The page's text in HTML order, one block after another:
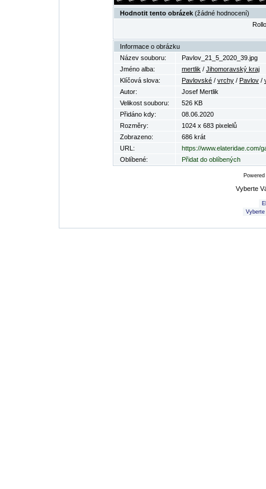
Hodnotit tento obrázek (žádné hodnocení)
Informace o obrázku
Název souboru:
Pavlov_21_5_2020_39.jpg
Jméno alba:
mertlik / Jihomoravský kraj
Klíčová slova:
Pavlovské / vrchy / Pavlov /
Autor:
Josef Mertlik
Velikost souboru:
526 KB
Přidáno kdy:
08.06.2020
Rozměry:
1024 x 683 pixelelů
Zobrazeno:
686 krát
URL:
https://www.elateridae.com/
Oblíbené:
Přidat do oblíbených
Vyberte